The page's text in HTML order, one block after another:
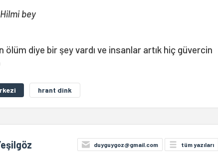
bey
ölüm diye bir şey vardı ve insanlar artık hiç güvercin
hrant dink
duyguygoz@gmail.com tüm yazıları